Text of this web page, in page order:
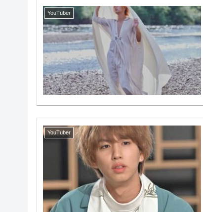
YouTuber
YouTuber